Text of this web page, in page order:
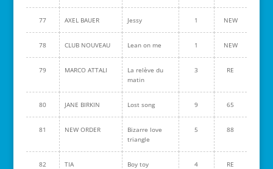
77 AXEL BAUER Jessy 1 NEW
78 CLUB NOUVEAU Lean on me 1 NEW
79 MARCO ATTALI
La relève du
matin
3 RE
80 JANE BIRKIN Lost song 9 65
81 NEW ORDER
Bizarre love
triangle
5 88
82 TIA Boy toy 4 RE